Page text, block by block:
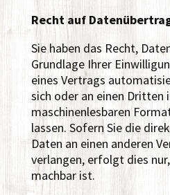
Recht auf
Sie haben das Recht,
Grundlage Ihrer
eines Vertrags
sich oder an einen Dritten
maschinenlesbaren
lassen. Sofern Sie die
Daten an einen anderen
verlangen, erfolgt dies
machbar ist.